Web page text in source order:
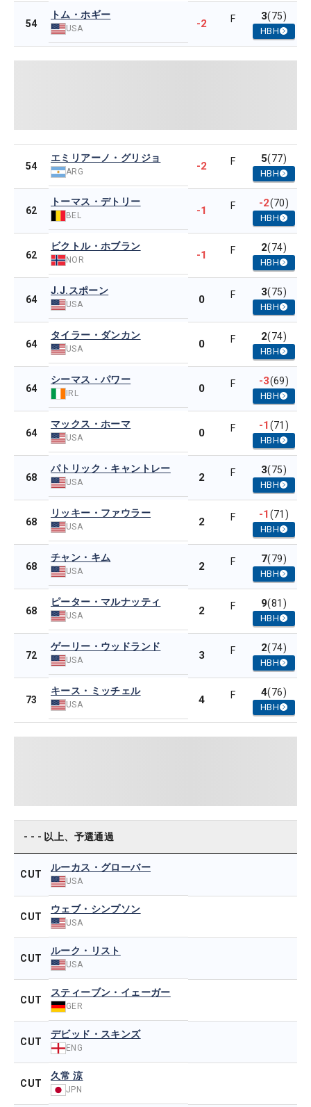
54
トム・ホギー
USA -2 F 3(75)
HBH
54
エミリアーノ・グリジョ
ARG -2 F 5(77)
HBH
62
トーマス・デトリー
BEL -1 F -2(70)
HBH
62
ビクトル・ホブラン
NOR -1 F 2(74)
HBH
64
J.J.スポーン
USA 0 F 3(75)
HBH
64
タイラー・ダンカン
USA 0 F 2(74)
HBH
64
シーマス・パワー
IRL 0 F -3(69)
HBH
64
マックス・ホーマ
USA 0 F -1(71)
HBH
68
パトリック・キャントレー
USA 2 F 3(75)
HBH
68
リッキー・ファウラー
USA 2 F -1(71)
HBH
68
チャン・キム
USA 2 F 7(79)
HBH
68
ピーター・マルナッティ
USA 2 F 9(81)
HBH
72
ゲーリー・ウッドランド
USA 3 F 2(74)
HBH
73
キース・ミッチェル
USA 4 F 4(76)
HBH
- - - 以上、予選通過
CUT
ルーカス・グローバー
USA
CUT
ウェブ・シンプソン
USA
CUT
ルーク・リスト
USA
CUT
スティーブン・イェーガー
GER
CUT
デビッド・スキンズ
ENG
CUT
久常 涼
JPN